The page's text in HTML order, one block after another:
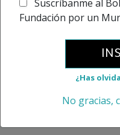
Suscríbanme al
Fundación por un
¿Has
No gracias,